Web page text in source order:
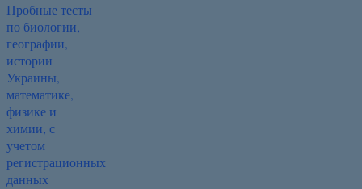
Пробные тесты
по биологии,
географии,
истории
Украины,
математике,
физике и
химии, с
учетом
регистрационных
данных